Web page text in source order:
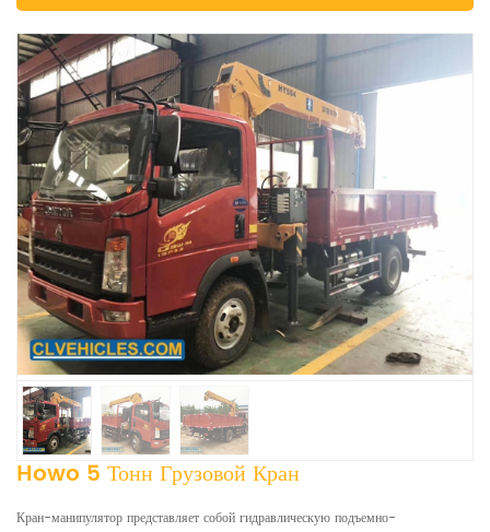
Howo 5 Тонн Грузовой Кран
Кран-манипулятор представляет собой гидравлическую подъемно-